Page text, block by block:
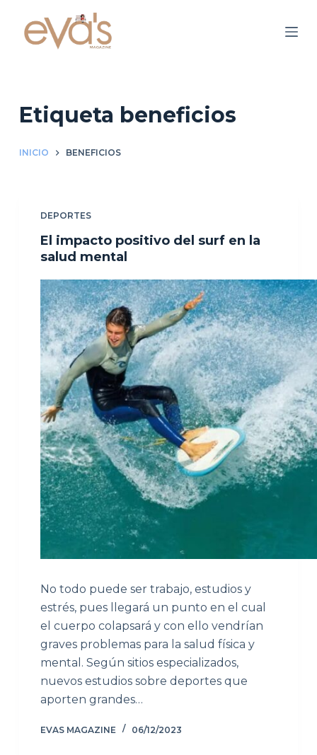
Etiqueta beneficios
INICIO BENEFICIOS
DEPORTES
El impacto positivo del surf en la
salud mental
No todo puede ser trabajo, estudios y
estrés, pues llegará un punto en el cual
el cuerpo colapsará y con ello vendrían
graves problemas para la salud física y
mental. Según sitios especializados,
nuevos estudios sobre deportes que
aporten grandes…
EVAS MAGAZINE 06/12/2023